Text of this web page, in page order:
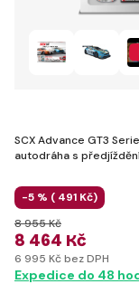
SCX Advance GT3
autodráha s
-5 % ( 491 Kč)
8 464 Kč
8 955 Kč
6 995 Kč bez DPH
Expedice do 48